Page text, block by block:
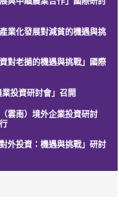
業化發展對減貧的機遇與挑
資對老撾的機遇與挑戰」國際
業投資研討會」召開
雲南）境外企業投資研討
外投資：機遇與挑戰」研討